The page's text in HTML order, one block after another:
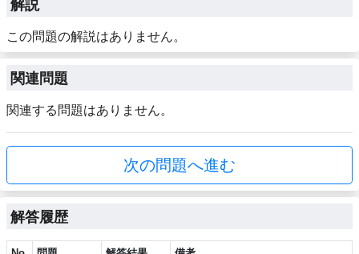
解説
この問題の解説はありません。
関連問題
関連する問題はありません。
次の問題へ進む
解答履歴